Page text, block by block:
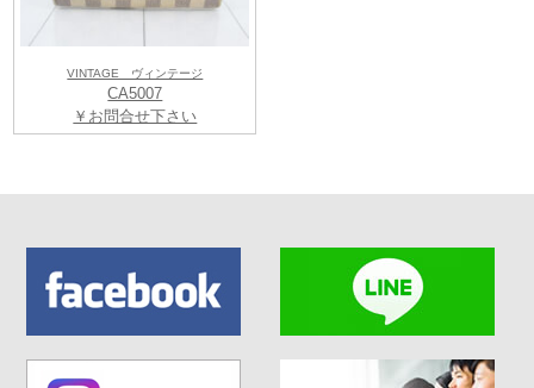
VINTAGE ヴィンテージ
CA5007
￥お問合せ下さい